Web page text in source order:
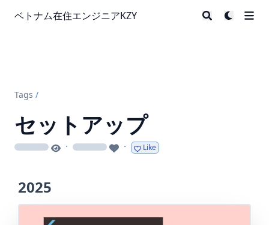
ベトナム在住エンジニアKZY
Tags /
セットアップ
loading · loading · Like
2025